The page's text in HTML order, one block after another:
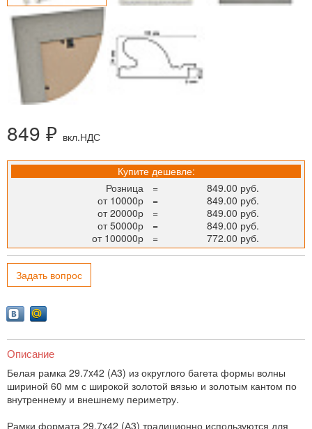
849 ₽ вкл.НДС
Купите дешевле:
Розница
=
849.00 руб.
от 10000р
=
849.00 руб.
от 20000р
=
849.00 руб.
от 50000р
=
849.00 руб.
от 100000р
= 772.00 руб.
Задать вопрос
Описание
Белая рамка 29.7x42 (А3) из округлого багета формы волны
шириной 60 мм с широкой золотой вязью и золотым кантом по
внутреннему и внешнему периметру.
Рамки формата 29.7x42 (А3) традиционно используются для